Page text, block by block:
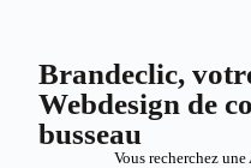
Brandeclic,
Webdesign de
busseau
Vous recherchez